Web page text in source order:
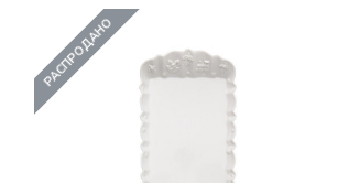
РАСПРОДАНО